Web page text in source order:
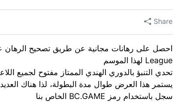
Share
League لهذا الموسم
تحدي التنبؤ بالدوري الهندي الممتاز مفتوح لجميع
يستمر هذا العرض طوال مدة البطولة، لذا هناك
سجل باستخدام رمز BC.GAME الخاص بنا